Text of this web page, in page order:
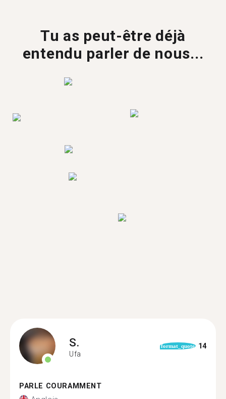
Tu as peut-être déjà
entendu parler de nous...
S.
Ufa
format_quote 14
PARLE COURAMMENT